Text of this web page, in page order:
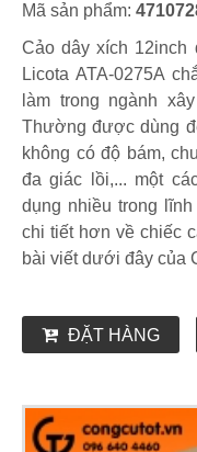
Mã sản phẩm:
Cảo dây xích 12inch
Licota ATA-0275A
làm trong ngành
Thường được dùng
không có độ bám,
đa giác lồi,... một
dụng nhiều trong
chi tiết hơn về chiếc
bài viết dưới đây của
ĐẶT HÀNG